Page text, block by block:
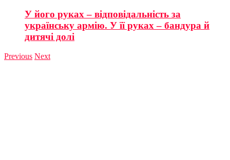
У його руках – відповідальність за
українську армію. У її руках – бандура й
дитячі долі
Previous Next